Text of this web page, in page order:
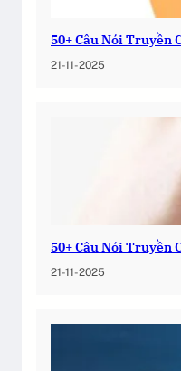
50+ Câu Nói Truyền
21-11-2025
50+ Câu Nói Truyền
21-11-2025